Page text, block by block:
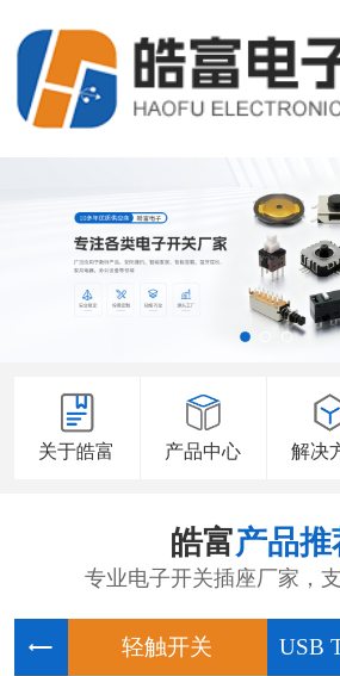
关于皓富 产品中心 解决
皓富产品推
专业电子开关插座厂家，
轻触开关 USB